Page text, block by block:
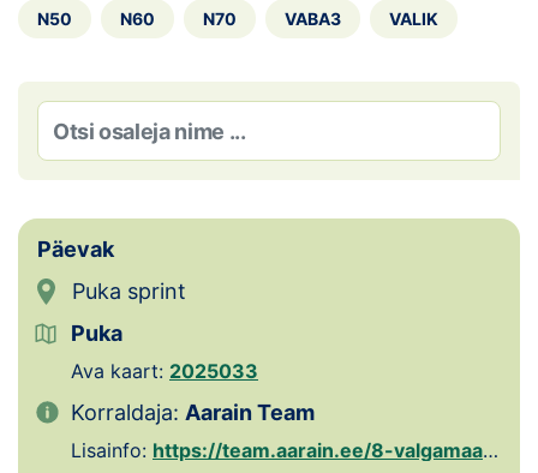
Loha
Kontakt
EOL
Kaardid
Koondised
Tule klubisse!
N50 N60 N70 VABA3 VALIK
Päevak
Puka sprint
Puka
Ava kaart: 2025033
Korraldaja: Aarain Team
Lisainfo: https://team.aarain.ee/8-valgamaa-orienteerumispaevak-2025/